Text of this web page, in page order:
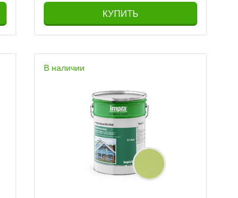
КУПИТЬ
В наличии